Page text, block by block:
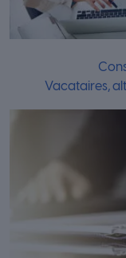
Vacataires,